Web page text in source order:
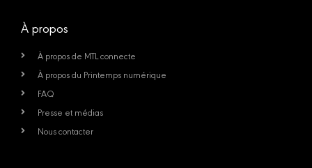
À propos
À propos de MTL connecte
À propos du Printemps numérique
FAQ
Presse et médias
Nous contacter